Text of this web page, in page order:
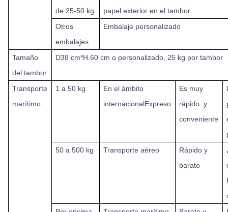
de 25-50 kg
papel exterior en el tambor
Otros
embalajes
Embalaje personalizado
Tamaño
del tambor
D38 cm*H.60 cm o personalizado, 25 kg por tambor
Transporte
marítimo
1 a 50 kg
En el ámbito
internacionalExpreso
Es muy
rápido. y
conveniente
50 a 500 kg
Transporte aéreo
Rápido y
barato